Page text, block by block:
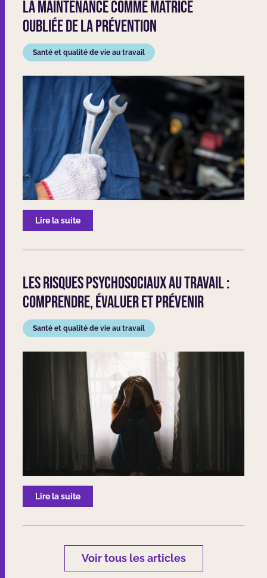
La maintenance comme matrice
oubliée de la prévention
Santé et qualité de vie au travail
Lire la suite
Les risques psychosociaux au travail :
comprendre, évaluer et prévenir
Santé et qualité de vie au travail
Lire la suite
Voir tous les articles